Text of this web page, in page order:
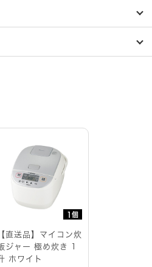
1個
【直送品】マイコン炊
ジャー 極め炊き 1
ホワイト